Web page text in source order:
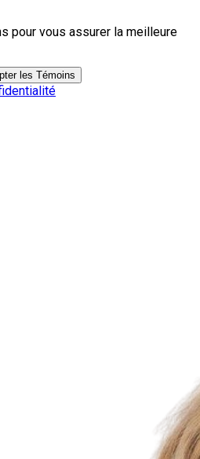
pour vous assurer la meilleure
les Témoins